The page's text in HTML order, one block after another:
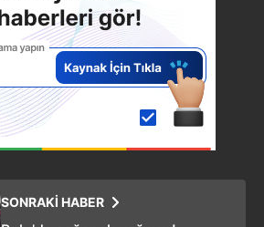
SONRAKİ HABER